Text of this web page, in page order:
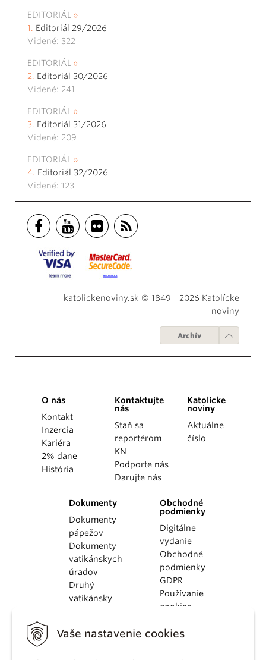
Vaše nastavenie cookies
EDITORIÁL
Editoriál 29/2026
Videné: 322
EDITORIÁL
Editoriál 30/2026
Videné: 241
EDITORIÁL
Editoriál 31/2026
Videné: 209
EDITORIÁL
Editoriál 32/2026
Videné: 123
katolickenoviny.sk © 1849 - 2026 Katolícke
noviny
Archív
O nás
Kontakt
Inzercia
Kariéra
2% dane
História
Kontaktujte
nás
Staň sa
reportérom
KN
Podporte nás
Darujte nás
Katolícke
noviny
Aktuálne
číslo
Dokumenty
Dokumenty
pápežov
Dokumenty
vatikánskych
úradov
Druhý
vatikánsky
KBS
Obchodné
podmienky
Digitálne
vydanie
Obchodné
podmienky
GDPR
Používanie
cookies